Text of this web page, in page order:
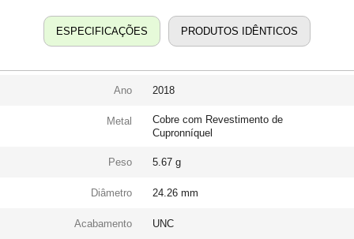
ESPECIFICAÇÕES PRODUTOS IDÊNTICOS
Ano 2018
Metal
Cobre com Revestimento de
Cupronníquel
Peso 5.67 g
Diâmetro 24.26 mm
Acabamento UNC